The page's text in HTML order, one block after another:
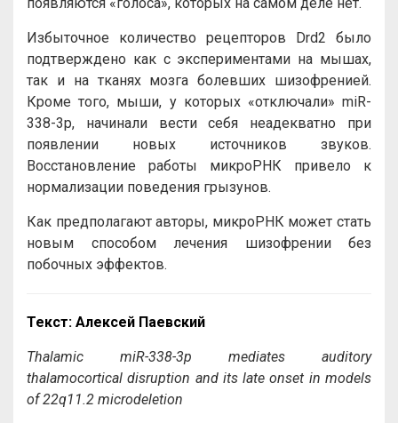
Избыточное количество рецепторов Drd2 было
подтверждено как с экспериментами на мышах,
так и на тканях мозга болевших шизофренией.
Кроме того, мыши, у которых «отключали» miR-
338-3p, начинали вести себя неадекватно при
появлении новых источников звуков.
Восстановление работы микроРНК привело к
нормализации поведения грызунов.
Как предполагают авторы, микроРНК может стать
новым способом лечения шизофрении без
побочных эффектов.
Текст: Алексей Паевский
Thalamic miR-338-3p mediates auditory
thalamocortical disruption and its late onset in models
of 22q11.2 microdeletion